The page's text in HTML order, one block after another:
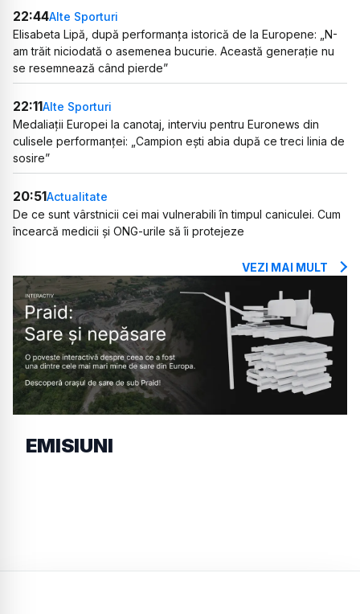
22:44Alte Sporturi
Elisabeta Lipă, după performanța istorică de la Europene: „N-
am trăit niciodată o asemenea bucurie. Această generație nu
se resemnează când pierde”
22:11Alte Sporturi
Medaliații Europei la canotaj, interviu pentru Euronews din
culisele performanței: „Campion ești abia după ce treci linia de
sosire”
20:51Actualitate
De ce sunt vârstnicii cei mai vulnerabili în timpul caniculei. Cum
încearcă medicii și ONG-urile să îi protejeze
VEZI MAI MULT
EMISIUNI